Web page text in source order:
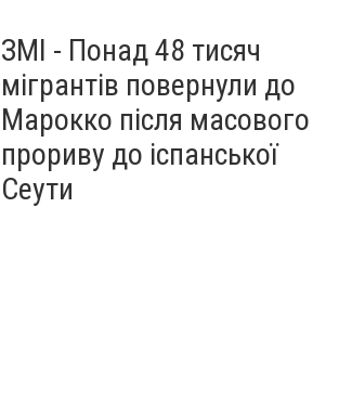
ЗМІ - Понад 48 тисяч
мігрантів повернули до
Марокко після масового
прориву до іспанської
Сеути